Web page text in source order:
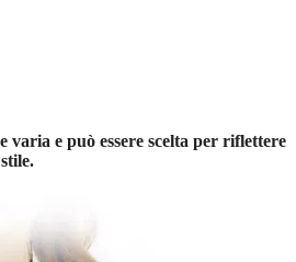
varia e può essere scelta per riflettere